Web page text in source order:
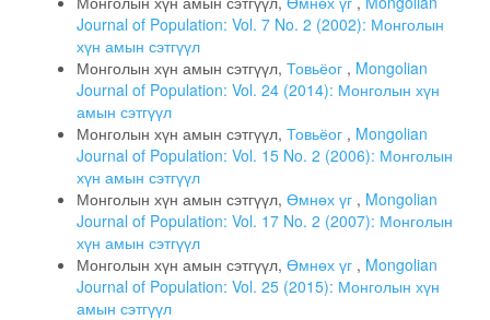
Journal of Population: Vol. 7 No. 2 (2002): Монголын
хүн амын сэтгүүл
Монголын хүн амын сэтгүүл, Товьёог , Mongolian
Journal of Population: Vol. 24 (2014): Монголын хүн
амын сэтгүүл
Монголын хүн амын сэтгүүл, Товьёог , Mongolian
Journal of Population: Vol. 15 No. 2 (2006): Монголын
хүн амын сэтгүүл
Монголын хүн амын сэтгүүл, Өмнөх үг , Mongolian
Journal of Population: Vol. 17 No. 2 (2007): Монголын
хүн амын сэтгүүл
Монголын хүн амын сэтгүүл, Өмнөх үг , Mongolian
Journal of Population: Vol. 25 (2015): Монголын хүн
амын сэтгүүл